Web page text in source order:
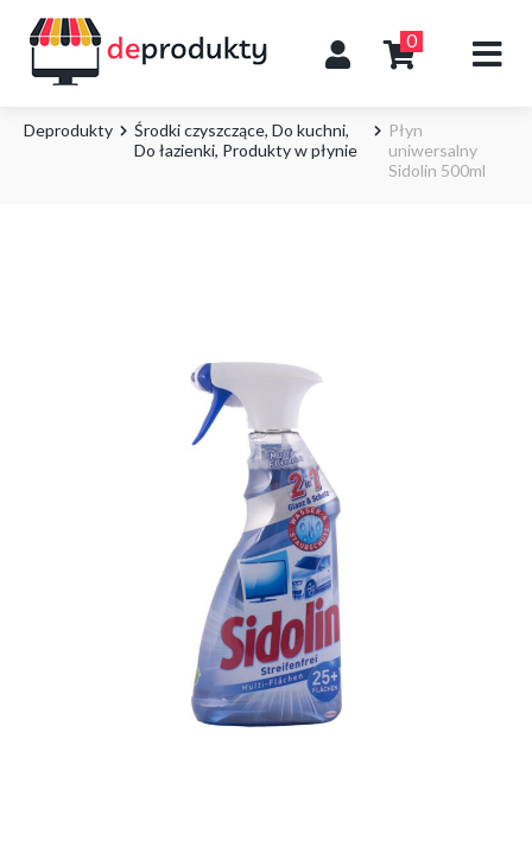
0
Deprodukty Środki czyszczące, Do kuchni,
Do łazienki, Produkty w płynie
Płyn
uniwersalny
Sidolin 500ml